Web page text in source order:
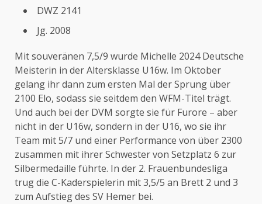
DWZ 2141
Jg. 2008
Mit souveränen 7,5/9 wurde Michelle 2024 Deutsche
Meisterin in der Altersklasse U16w. Im Oktober
gelang ihr dann zum ersten Mal der Sprung über
2100 Elo, sodass sie seitdem den WFM-Titel trägt.
Und auch bei der DVM sorgte sie für Furore – aber
nicht in der U16w, sondern in der U16, wo sie ihr
Team mit 5/7 und einer Performance von über 2300
zusammen mit ihrer Schwester von Setzplatz 6 zur
Silbermedaille führte. In der 2. Frauenbundesliga
trug die C-Kaderspielerin mit 3,5/5 an Brett 2 und 3
zum Aufstieg des SV Hemer bei.